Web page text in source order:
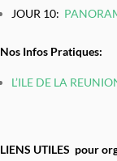
JOUR 10:
Nos Infos Pratiques:
L’ILE DE LA
LIENS UTILES pour